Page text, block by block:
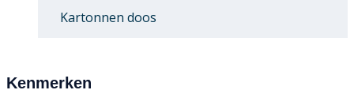
Kartonnen doos
Kenmerken